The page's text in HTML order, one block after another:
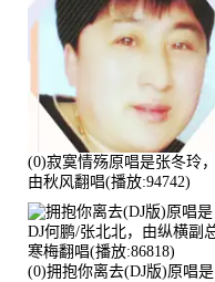
(0)寂寞情殇原唱是张冬玲，
由秋风翻唱(播放:94742)
(0)拥抱你离去(DJ版)原唱是